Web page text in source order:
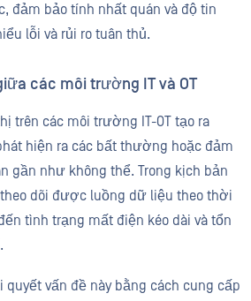
đảm bảo tính nhất quán và độ tin
lỗi và rủi ro tuân thủ.
các môi trường IT và OT
trên các môi trường IT-OT tạo ra
hiện ra các bất thường hoặc đảm
gần như không thể. Trong kịch bản
dõi được luồng dữ liệu theo thời
tình trạng mất điện kéo dài và tổn
quyết vấn đề này bằng cách cung cấp